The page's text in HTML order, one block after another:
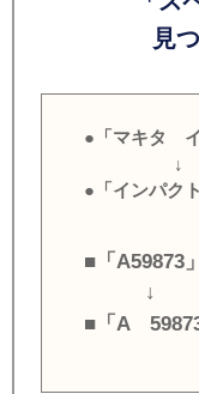
見つ
●「マキタ
↓
●「インパ
■「A59873
↓
■「A 59873